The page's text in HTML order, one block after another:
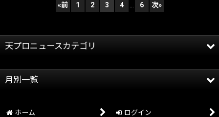
«前 1 2 3 4 6 次»
天プロニュースカテゴリ
天龍プロジェクト
月別一覧
ホーム ログイン